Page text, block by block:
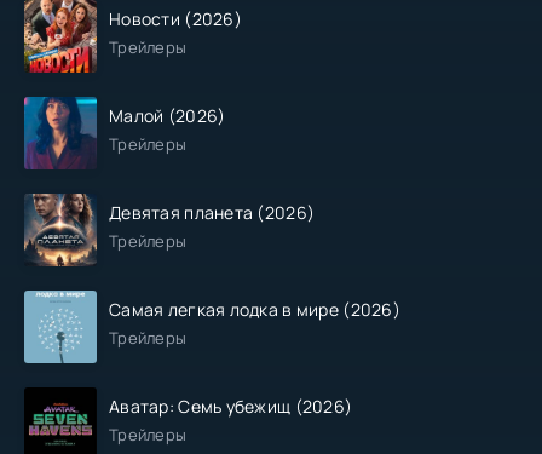
Новости (2026)
Трейлеры
Малой (2026)
Трейлеры
Девятая планета (2026)
Трейлеры
Самая легкая лодка в мире (2026)
Трейлеры
Аватар: Семь убежищ (2026)
Трейлеры